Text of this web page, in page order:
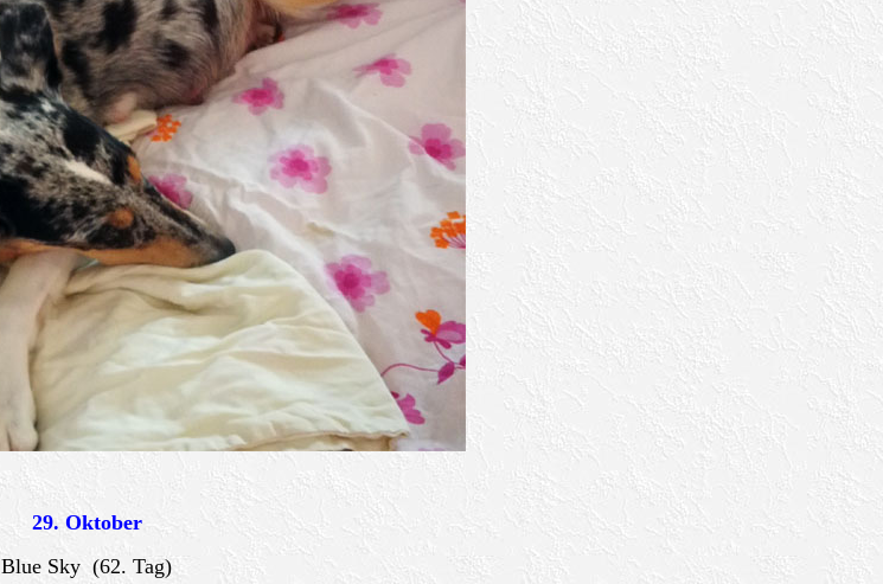
29. Oktober
Blue Sky (62. Tag)